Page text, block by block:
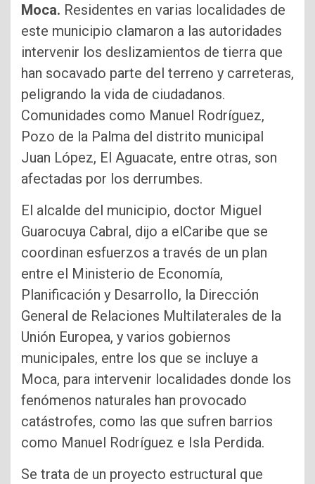
Moca. Residentes en varias localidades de
este municipio clamaron a las autoridades
intervenir los deslizamientos de tierra que
han socavado parte del terreno y carreteras,
peligrando la vida de ciudadanos.
Comunidades como Manuel Rodríguez,
Pozo de la Palma del distrito municipal
Juan López, El Aguacate, entre otras, son
afectadas por los derrumbes.
El alcalde del municipio, doctor Miguel
Guarocuya Cabral, dijo a elCaribe que se
coordinan esfuerzos a través de un plan
entre el Ministerio de Economía,
Planificación y Desarrollo, la Dirección
General de Relaciones Multilaterales de la
Unión Europea, y varios gobiernos
municipales, entre los que se incluye a
Moca, para intervenir localidades donde los
fenómenos naturales han provocado
catástrofes, como las que sufren barrios
como Manuel Rodríguez e Isla Perdida.
Se trata de un proyecto estructural que